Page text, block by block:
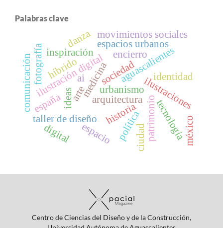
Palabras clave
arquitectura
medicina
patrimonio
taller de diseño
aguascalientes
ilustración digital
inspiración
ideas ilustraciones
sociedad
historia
política
espacios urbanos
identidad
movimientos sociales
españa
espacio tecnología
digital
híbrido
comunicaciónfotografía
ciudad
encierro
danza
arte urbanismo
méxico
ai
Centro de Ciencias del Diseño y de la Construcción,